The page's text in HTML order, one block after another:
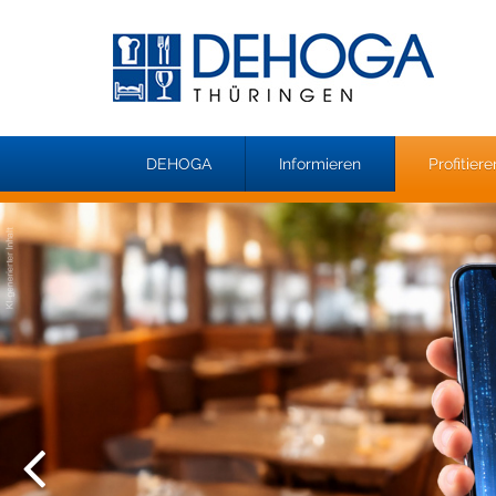
DEHOGA Informieren